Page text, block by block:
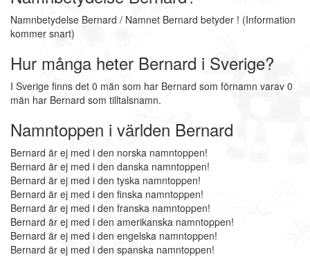
Namnbetydelse Bernard / Namnet Bernard betyder ! (Information
kommer snart)
Hur många heter Bernard i Sverige?
I Sverige finns det 0 män som har Bernard som förnamn varav 0
män har Bernard som tilltalsnamn.
Namntoppen i världen Bernard
Bernard är ej med i den norska namntoppen!
Bernard är ej med i den danska namntoppen!
Bernard är ej med i den tyska namntoppen!
Bernard är ej med i den finska namntoppen!
Bernard är ej med i den franska namntoppen!
Bernard är ej med i den amerikanska namntoppen!
Bernard är ej med i den engelska namntoppen!
Bernard är ej med i den spanska namntoppen!